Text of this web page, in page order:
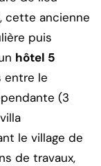
cette ancienne
puis
hôtel 5
entre le
(3
le village de
de travaux,